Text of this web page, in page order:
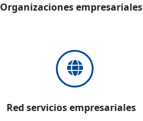
Organizaciones empresariales
Red servicios empresariales